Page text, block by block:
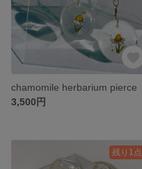
chamomile herbarium pierce
3,500円
残り1点